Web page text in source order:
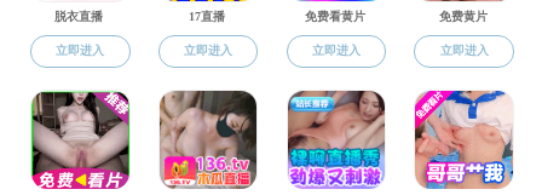
党的建设
基本概况
当